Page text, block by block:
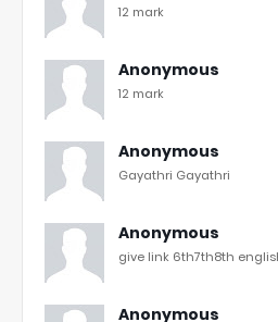
12 mark
Anonymous
12 mark
Anonymous
Gayathri Gayathri
Anonymous
give link 6th7th8th
Anonymous